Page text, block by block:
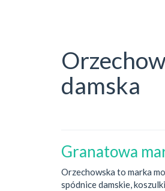
damska
Granatowa
Orzechowska to marka
spódnice damskie,